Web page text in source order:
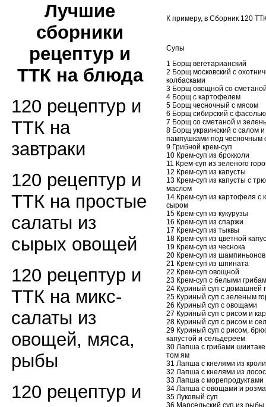
Лучшие
сборники
рецептур и
ТТК на блюда
120 рецептур и
ТТК на
завтраки
120 рецептур и
ТТК на простые
салаты из
сырых овощей
120 рецептур и
ТТК на микс-
салаты из
овощей, мяса,
рыбы
120 рецептур и
К примеру, в Сборник 120
Супы
1 Борщ вегетарианский
2 Борщ московский с
колбасками
3 Борщ овощной со
4 Борщ с картофелем
5 Борщ чесночный с мясом
6 Борщ сибирский с фасолью
7 Борщ со сметаной и
8 Борщ украинский с салом и
пампушками под чесночным
9 Грибной крем-суп
10 Крем-суп из брокколи
11 Крем-суп из зеленого
12 Крем-суп из капусты
13 Крем-суп из капусты с
маслом
14 Крем-суп из картофеля с
сыром
15 Крем-суп из кукурузы
16 Крем-суп из спаржи
17 Крем-суп из тыквы
18 Крем-суп из цветной
19 Крем-суп из чеснока
20 Крем-суп из шампиньонов
21 Крем-суп из шпината
22 Крем-суп овощной
23 Крем-суп с белыми
24 Куриный суп с домашней
25 Куриный суп с зеленым
26 Куриный суп с овощами
27 Куриный суп с рисом и
28 Куриный суп с рисом и
29 Куриный суп с рисом,
капустой и сельдереем
30 Лапша с грибами
том ям
31 Лапша с кнелями из
32 Лапша с кнелями из
33 Лапша с морепродуктами
34 Лапша с овощами и
35 Луковый суп
36 Марсельский суп из рыбы